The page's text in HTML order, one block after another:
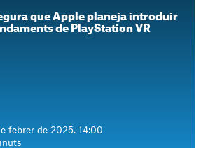
que Apple planeja introduir
de PlayStation VR
febrer de 2025. 14:00